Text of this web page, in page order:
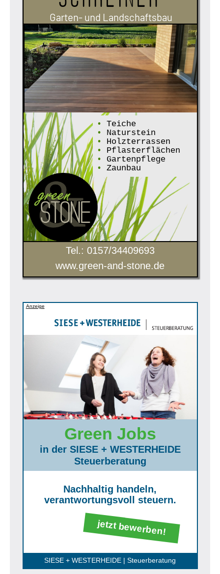
Garten- und Landschaftsbau
•
Teiche
•
Naturstein
•
Holzterrassen
•
Pflasterflächen
•
Gartenpflege
•
Zaunbau
Tel.: 0157/34409693
www.green-and-stone.de
Anzeige
Green Jobs
in der SIESE + WESTERHEIDE
Steuerberatung
Nachhaltig handeln,
verantwortungsvoll steuern.
jetzt bewerben!
SIESE + WESTERHEIDE | Steuerberatung